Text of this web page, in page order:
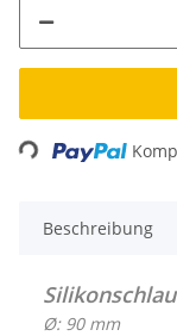
Loading...
Beschreibung
Ø: 90 mm